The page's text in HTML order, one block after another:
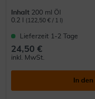
Inhalt 200 ml Öl
0.2 l
(122,50 € / 1 l)
Lieferzeit 1-2 Tage
24,50 €
inkl. MwSt.
In den